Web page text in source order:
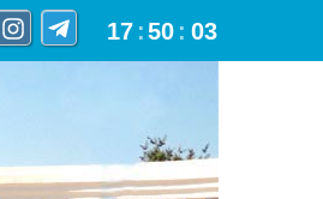
17 :50 : 04